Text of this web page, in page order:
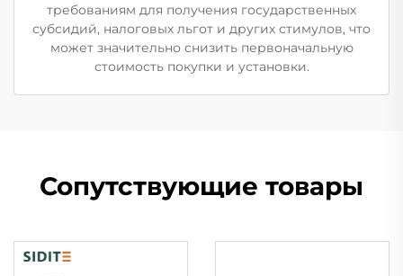
требованиям для получения государственных
субсидий, налоговых льгот и других стимулов, что
может значительно снизить первоначальную
стоимость покупки и установки.
Сопутствующие товары